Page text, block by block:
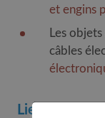
et engins
Les
câbles
Lien